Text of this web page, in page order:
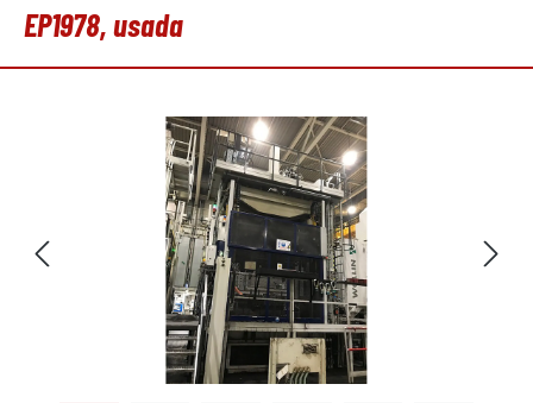
EP1978, usada
Omitir galería de imágenes